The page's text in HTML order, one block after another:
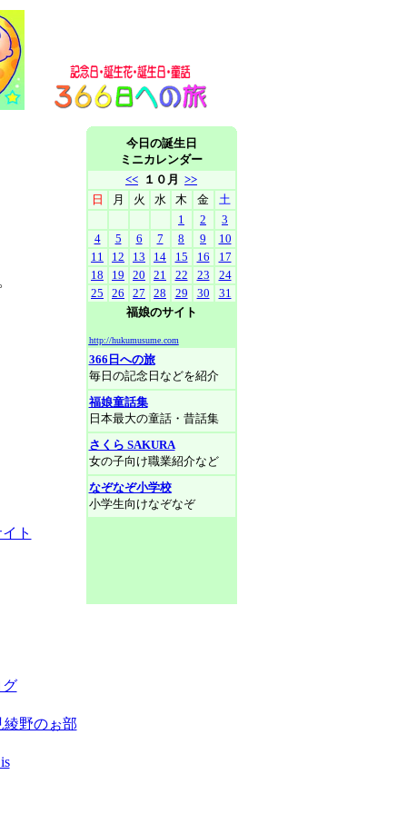
ト
野のぉ部
今日の誕生日
ミニカレンダー
<< １０月 >>
日
月 火 水 木 金
土
1
2
3
4
5 6 7 8 9
10
11
12 13 14 15 16
17
18
19 20 21 22 23
24
25
26 27 28 29 30
31
福娘のサイト
http://hukumusume.com
366日への旅
毎日の記念日などを紹介
福娘童話集
日本最大の童話・昔話集
さくら SAKURA
女の子向け職業紹介など
なぞなぞ小学校
小学生向けなぞなぞ